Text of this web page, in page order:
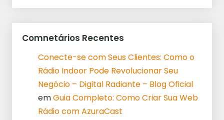
Comnetários Recentes
Conecte-se com Seus Clientes: Como o
Rádio Indoor Pode Revolucionar Seu
Negócio – Digital Radiante – Blog Oficial
emGuia Completo: Como Criar Sua Web
Rádio com AzuraCast